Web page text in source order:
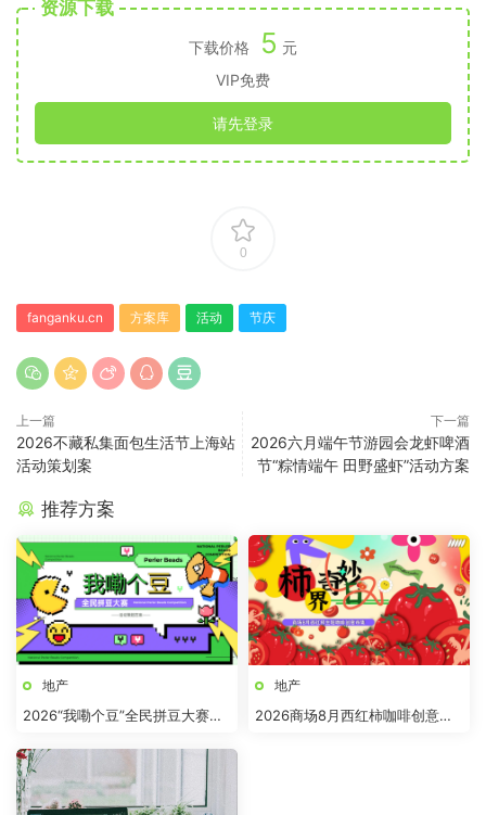
资源下载
下载价格 5 元
VIP免费
请先登录
0
fanganku.cn 方案库 活动 节庆
上一篇
2026不藏私集面包生活节上海站
活动策划案
下一篇
2026六月端午节游园会龙虾啤酒
节“粽情端午 田野盛虾”活动方案
推荐方案
地产
2026“我嘞个豆”全民拼豆大赛主
地产
2026商场8月西红柿咖啡创意市